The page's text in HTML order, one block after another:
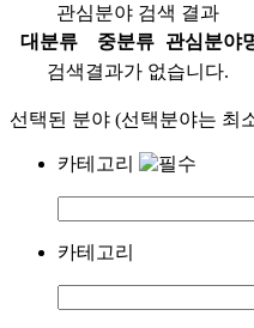
관심분야 검색 결과
대분류
중분류
관심분야
검색결과가 없습니다.
선택된 분야 (선택분야는 최
카테고리
카테고리